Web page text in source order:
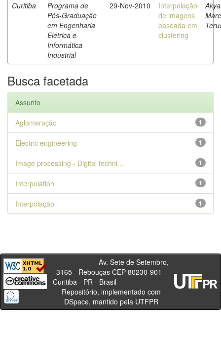
Curitiba
Programa de
Pós-Graduação
em Engenharia
Elétrica e
Informática
Industrial
29-Nov-2010
Interpolação
de imagens
baseada em
clustering
Busca facetada
Assunto
1
Aglomeração
1
Electric engineering
1
Image processing - Digital techni...
1
Interpolation
1
Interpolação
Av. Sete de Setembro,
3165 - Rebouças CEP 80230-901 -
Curitiba - PR - Brasil
Repositório, implementado com
DSpace, mantido pela UTFPR